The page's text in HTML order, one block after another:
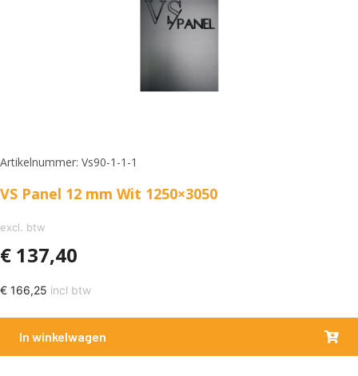
Artikelnummer: Vs90-1-1-1
VS Panel 12 mm Wit 1250×3050
excl. btw
€ 137,40
€ 166,25 incl btw
In winkelwagen